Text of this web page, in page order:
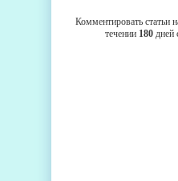
Комментировать статьи
течении 180 дней